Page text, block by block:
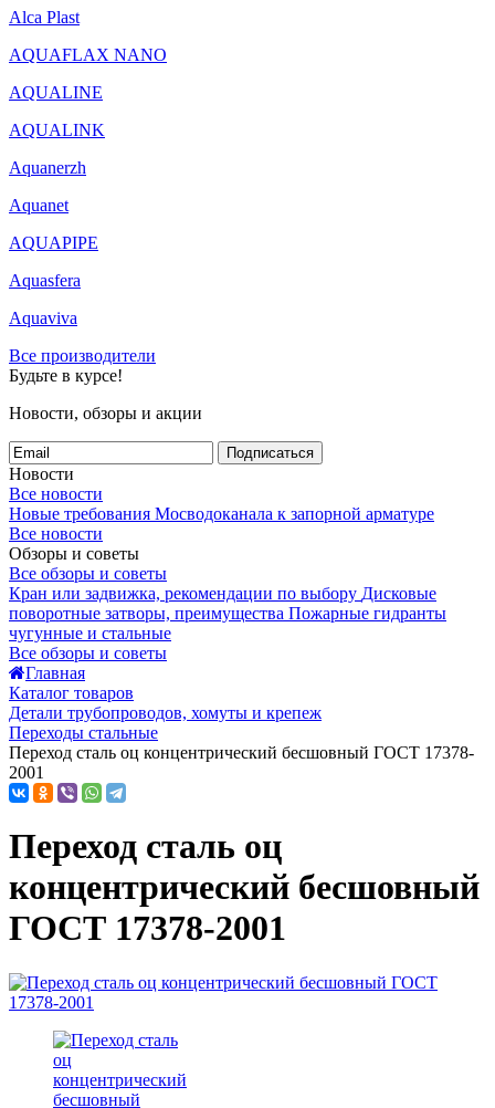
Alca Plast
AQUAFLAX NANO
AQUALINE
AQUALINK
Aquanerzh
Aquanet
AQUAPIPE
Aquasfera
Aquaviva
Все производители
Будьте в курсе!
Новости, обзоры и акции
Подписаться
Новости
Все новости
Новые требования Мосводоканала к запорной арматуре
Все новости
Обзоры и советы
Все обзоры и советы
Кран или задвижка, рекомендации по выбору Дисковые
поворотные затворы, преимущества Пожарные гидранты
чугунные и стальные
Все обзоры и советы
Главная
Каталог товаров
Детали трубопроводов, хомуты и крепеж
Переходы стальные
Переход сталь оц концентрический бесшовный ГОСТ 17378-
2001
Переход сталь оц
концентрический бесшовный
ГОСТ 17378-2001